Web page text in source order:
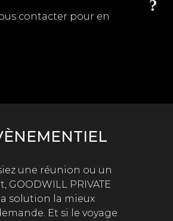
contacter pour en
une réunion ou un
GOODWILL PRIVATE
solution la mieux
Et si le voyage